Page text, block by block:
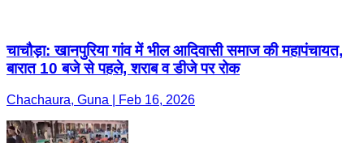
चाचौड़ा: खानपुरिया गांव में भील आदिवासी समाज की महापंचायत,
बारात 10 बजे से पहले, शराब व डीजे पर रोक
Chachaura, Guna | Feb 16, 2026